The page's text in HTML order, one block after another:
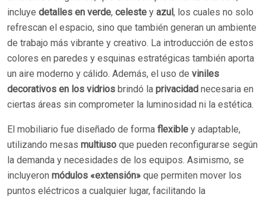
incluye detalles en verde, celeste y azul, los cuales no solo
refrescan el espacio, sino que también generan un ambiente
de trabajo más vibrante y creativo. La introducción de estos
colores en paredes y esquinas estratégicas también aporta
un aire moderno y cálido. Además, el uso de viniles
decorativos en los vidrios brindó la privacidad necesaria en
ciertas áreas sin comprometer la luminosidad ni la estética.
El mobiliario fue diseñado de forma flexible y adaptable,
utilizando mesas multiuso que pueden reconfigurarse según
la demanda y necesidades de los equipos. Asimismo, se
incluyeron módulos «extensión» que permiten mover los
puntos eléctricos a cualquier lugar, facilitando la